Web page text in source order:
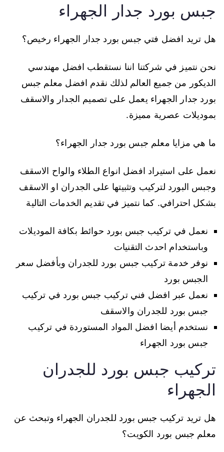
جبس بورد جدار الجهراء
هل تريد افضل فتي جبس بورد جدار الجهراء رخيص؟
نحن نتميز في شركتنا اننا نستقطب افضل مهندسي
الديكور من جميع العالم لذلك نقدم افضل معلم جبس
بورد جدار الجهراء يعمل على تصميم الجدار والاسقف
بموديلات عصرية مميزة.
ما هي مزايا معلم جبس بورد جدار الجهراء؟
نعمل على استيراد افضل انواع الطلاء والواح الاسقف
وجبس البورد لتركيب وتثبيتها على الجدران او الاسقف
بشكل احترافي. كما نتميز في تقديم الخدمات التالية
نعمل في تركيب جبس بورد حوائط بكافة الموديلات
وباستخدام احدث التقنيات
نوفر خدمة تركيب جبس بورد للجدران وبأفضل سعر
الجبس بورد
نعمل عبر افضل فني تركيب جبس بورد في تركيب
جبس بورد للجدران والاسقف
نستخدم أيضا افضل المواد المستوردة في تركيب
جبس بورد الجهراء
تركيب جبس بورد للجدران
الجهراء
هل تريد تركيب جبس بورد للجدران الجهراء وتبحث عن
معلم جبس بورد الكويت؟